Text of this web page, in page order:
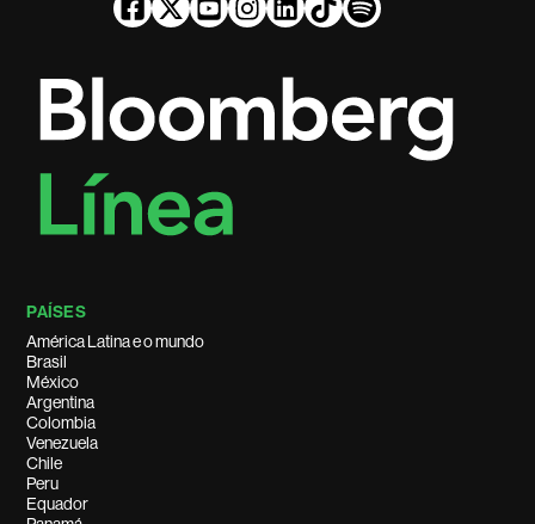
PAÍSES
América Latina e o mundo
Brasil
México
Argentina
Colombia
Venezuela
Chile
Peru
Equador